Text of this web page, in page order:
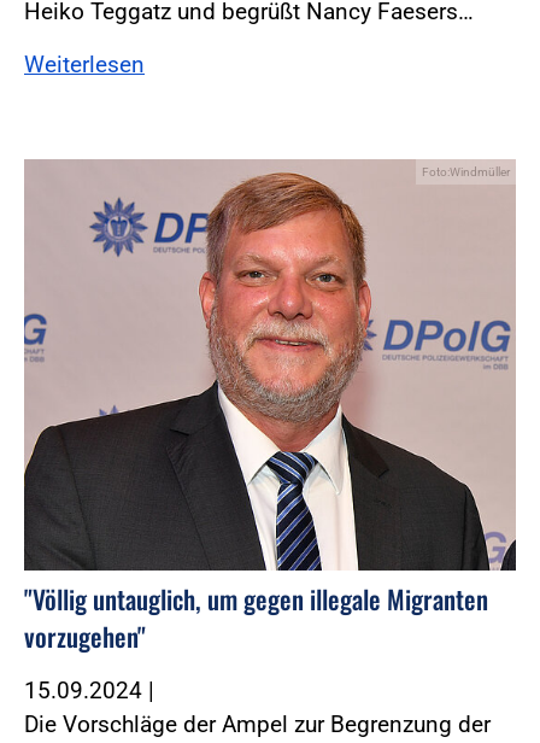
Heiko Teggatz und begrüßt Nancy Faesers…
Weiterlesen
Foto:Windmüller
"Völlig untauglich, um gegen illegale Migranten
vorzugehen"
15.09.2024 |
Die Vorschläge der Ampel zur Begrenzung der